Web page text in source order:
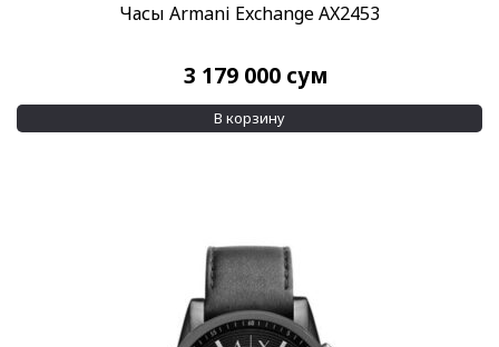
Часы Armani Exchange AX2453
3 179 000 сум
В корзину